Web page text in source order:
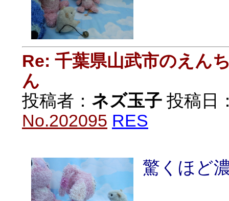
Re: 千葉県山武市のえん
ん
投稿者： ネズ玉子 投稿日
No.202095 RES
驚くほど